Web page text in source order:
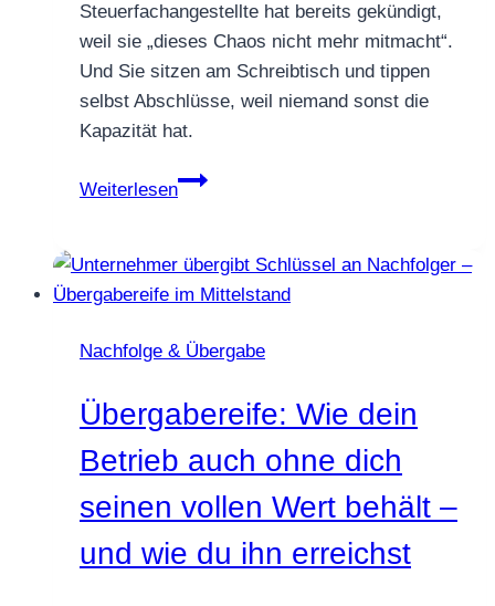
Steuerfachangestellte hat bereits gekündigt,
weil sie „dieses Chaos nicht mehr mitmacht“.
Und Sie sitzen am Schreibtisch und tippen
selbst Abschlüsse, weil niemand sonst die
Kapazität hat.
Weiterlesen
Kanzlei
saubere
Mandanten-
der
Hebel
weniger
Fristenstress
mehr
Nachfolge & Übergabe
Übergabereife: Wie dein
Betrieb auch ohne dich
seinen vollen Wert behält –
und wie du ihn erreichst